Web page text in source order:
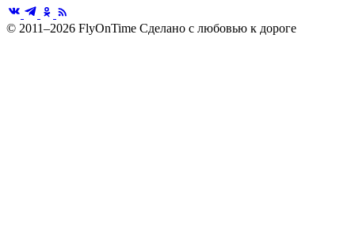
© 2011–2026 FlyOnTime Сделано с любовью к дороге